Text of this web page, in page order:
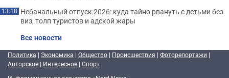
13:18 Небанальный отпуск 2026: куда тайно рвануть с детьми без
виз, толп туристов и адской жары
Все новости
Политика | Экономика | Общество | Происшествия | Фоторепортажи |
Авторское | Интересное | Спорт